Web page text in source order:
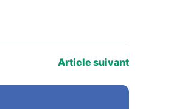
Article suivant